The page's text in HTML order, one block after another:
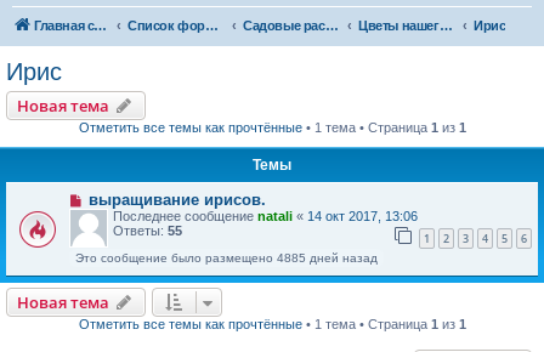
Главная страница Список форумов Садовые растения Цветы нашего сада Ирис
Ирис
Новая тема
Отметить все темы как прочтённые• 1 тема • Страница 1 из 1
Темы
выращивание ирисов.
Последнее сообщение natali « 14 окт 2017, 13:06
Ответы: 55 1 2 3 4 5 6
Это сообщение было размещено 4885 дней назад
Новая тема
Отметить все темы как прочтённые• 1 тема • Страница 1 из 1